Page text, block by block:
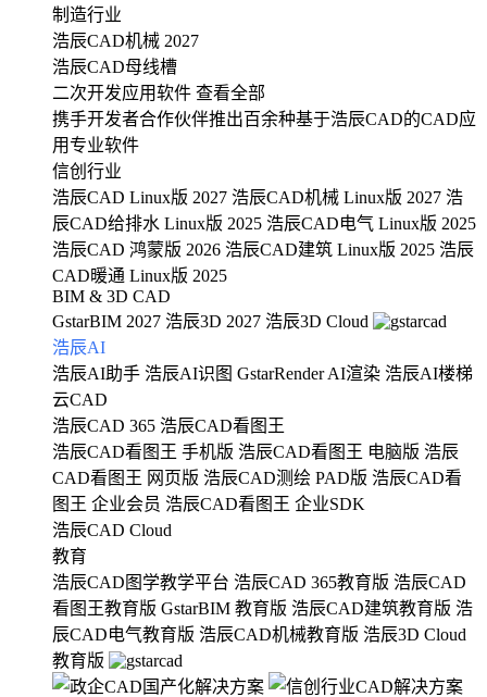
制造行业
浩辰CAD机械 2027
浩辰CAD母线槽
二次开发应用软件 查看全部
携手开发者合作伙伴推出百余种基于浩辰CAD的CAD应
用专业软件
信创行业
浩辰CAD Linux版 2027 浩辰CAD机械 Linux版 2027 浩
辰CAD给排水 Linux版 2025 浩辰CAD电气 Linux版 2025
浩辰CAD 鸿蒙版 2026 浩辰CAD建筑 Linux版 2025 浩辰
CAD暖通 Linux版 2025
BIM & 3D CAD
GstarBIM 2027 浩辰3D 2027 浩辰3D Cloud
浩辰AI
浩辰AI助手 浩辰AI识图 GstarRender AI渲染 浩辰AI楼梯
云CAD
浩辰CAD 365 浩辰CAD看图王
浩辰CAD看图王 手机版 浩辰CAD看图王 电脑版 浩辰
CAD看图王 网页版 浩辰CAD测绘 PAD版 浩辰CAD看
图王 企业会员 浩辰CAD看图王 企业SDK
浩辰CAD Cloud
教育
浩辰CAD图学教学平台 浩辰CAD 365教育版 浩辰CAD
看图王教育版 GstarBIM 教育版 浩辰CAD建筑教育版 浩
辰CAD电气教育版 浩辰CAD机械教育版 浩辰3D Cloud
教育版